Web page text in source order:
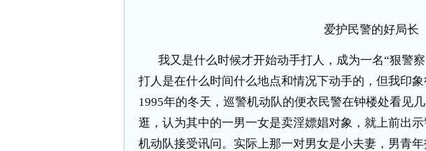
爱护民警的好局长
我又是什么时候才开始动手打人，成为一名“狠警
打人是在什么时间什么地点和情况下动手的，但我印
1995年的冬天，巡警机动队的便衣民警在钟楼处看见
逛，认为其中的一男一女是卖淫嫖娼对象，就上前出
机动队接受讯问。实际上那一对男女是小夫妻，男青